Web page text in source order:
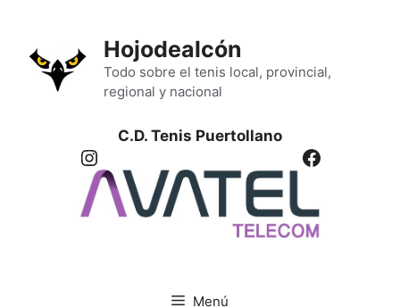
contenido
Hojodealcón
Todo sobre el tenis local, provincial,
regional y nacional
C.D. Tenis Puertollano
Instagram Facebook
Menú